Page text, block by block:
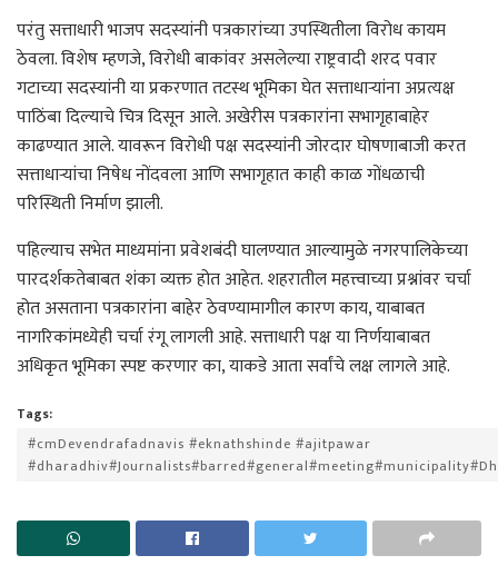
परंतु सत्ताधारी भाजप सदस्यांनी पत्रकारांच्या उपस्थितीला विरोध कायम
ठेवला. विशेष म्हणजे, विरोधी बाकांवर असलेल्या राष्ट्रवादी शरद पवार
गटाच्या सदस्यांनी या प्रकरणात तटस्थ भूमिका घेत सत्ताधाऱ्यांना अप्रत्यक्ष
पाठिंबा दिल्याचे चित्र दिसून आले. अखेरीस पत्रकारांना सभागृहाबाहेर
काढण्यात आले. यावरून विरोधी पक्ष सदस्यांनी जोरदार घोषणाबाजी करत
सत्ताधाऱ्यांचा निषेध नोंदवला आणि सभागृहात काही काळ गोंधळाची
परिस्थिती निर्माण झाली.
पहिल्याच सभेत माध्यमांना प्रवेशबंदी घालण्यात आल्यामुळे नगरपालिकेच्या
पारदर्शकतेबाबत शंका व्यक्त होत आहेत. शहरातील महत्त्वाच्या प्रश्नांवर चर्चा
होत असताना पत्रकारांना बाहेर ठेवण्यामागील कारण काय, याबाबत
नागरिकांमध्येही चर्चा रंगू लागली आहे. सत्ताधारी पक्ष या निर्णयाबाबत
अधिकृत भूमिका स्पष्ट करणार का, याकडे आता सर्वांचे लक्ष लागले आहे.
Tags:
#cmDevendrafadnavis #eknathshinde #ajitpawar